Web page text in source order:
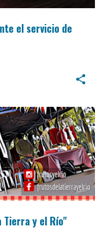
el servicio de
Tierra y el Río"